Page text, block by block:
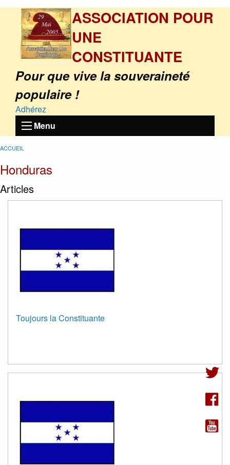
ASSOCIATION POUR
UNE
CONSTITUANTE
Pour que vive la souveraineté
populaire !
Adhérez
Menu
ACCUEIL
Honduras
Articles
Toujours la Constituante